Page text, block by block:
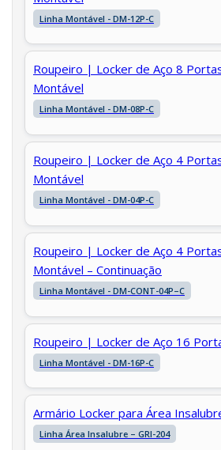
Linha Montável - DM-12P-C
Roupeiro | Locker de Aço 8
Montável
Linha Montável - DM-08P-C
Roupeiro | Locker de Aço 4
Montável
Linha Montável - DM-04P-C
Roupeiro | Locker de Aço 4
Montável – Continuação
Linha Montável - DM-CONT-04P–C
Roupeiro | Locker de Aço 16
Linha Montável - DM-16P-C
Armário Locker para Área
Linha Área Insalubre – GRI-204